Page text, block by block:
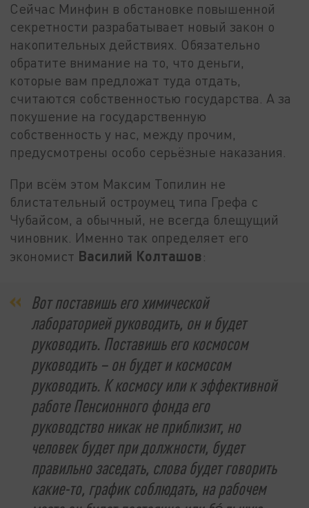
Сейчас Минфин в обстановке повышенной
секретности разрабатывает новый закон о
накопительных действиях. Обязательно
обратите внимание на то, что деньги,
которые вам предложат туда отдать,
считаются собственностью государства. А за
покушение на государственную
собственность у нас, между прочим,
предусмотрены особо серьёзные наказания.
При всём этом Максим Топилин не
блистательный остроумец типа Грефа с
Чубайсом, а обычный, не всегда блещущий
чиновник. Именно так определяет его
экономист Василий Колташов :
Вот поставишь его химической
лабораторией руководить, он и будет
руководить. Поставишь его космосом
руководить – он будет и космосом
руководить. К космосу или к эффективной
работе Пенсионного фонда его
руководство никак не приблизит, но
человек будет при должности, будет
правильно заседать, слова будет говорить
какие-то, график соблюдать, на рабочем